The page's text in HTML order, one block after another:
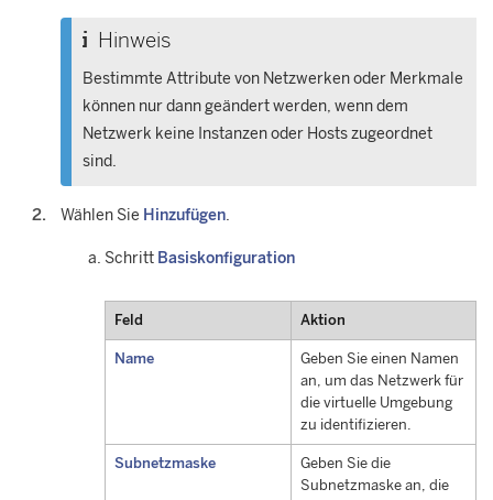
Hinweis
Bestimmte Attribute von Netzwerken oder Merkmale
können nur dann geändert werden, wenn dem
Netzwerk keine Instanzen oder Hosts zugeordnet
sind.
Wählen Sie Hinzufügen.
Schritt Basiskonfiguration
Feld Aktion
Name
Geben Sie einen Namen
an, um das Netzwerk für
die virtuelle Umgebung
zu identifizieren.
Subnetzmaske
Geben Sie die
Subnetzmaske an, die